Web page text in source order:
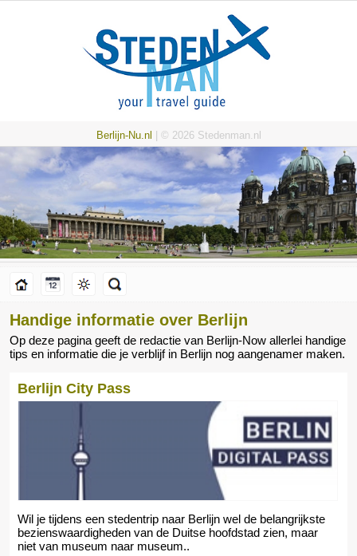
Berlijn-Nu.nl | © 2026 Stedenman.nl
Handige informatie over Berlijn
Op deze pagina geeft de redactie van Berlijn-Now allerlei handige
tips en informatie die je verblijf in Berlijn nog aangenamer maken.
Berlijn City Pass
Wil je tijdens een stedentrip naar Berlijn wel de belangrijkste
bezienswaardigheden van de Duitse hoofdstad zien, maar
niet van museum naar museum..